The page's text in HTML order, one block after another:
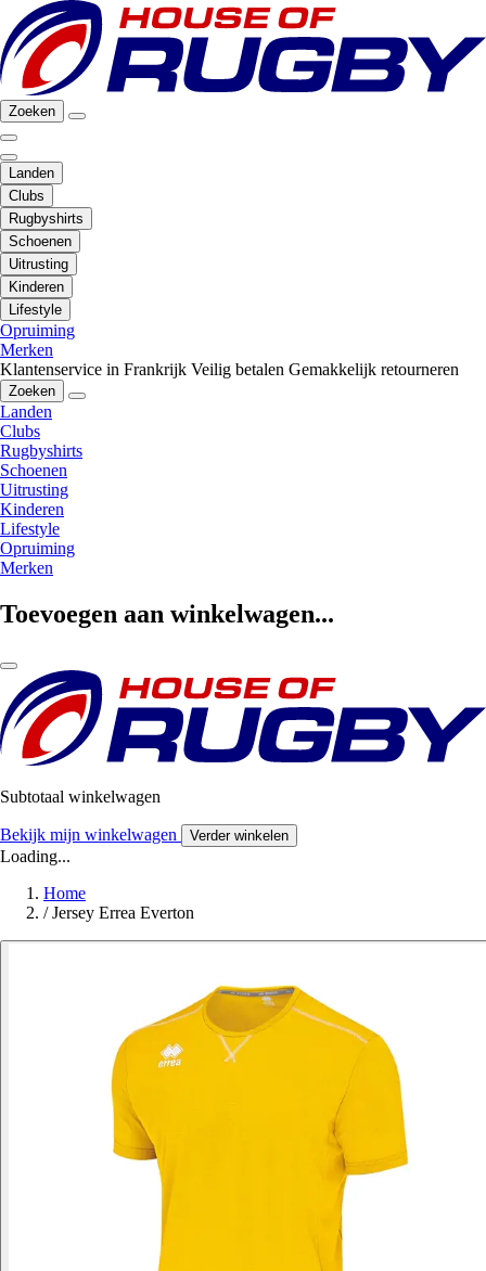
Zoeken
Landen
Clubs
Rugbyshirts
Schoenen
Uitrusting
Kinderen
Lifestyle
Opruiming
Merken
Klantenservice in Frankrijk Veilig betalen Gemakkelijk retourneren
Zoeken
Landen
Clubs
Rugbyshirts
Schoenen
Uitrusting
Kinderen
Lifestyle
Opruiming
Merken
Toevoegen aan winkelwagen...
Subtotaal winkelwagen
Bekijk mijn winkelwagen Verder winkelen
Loading...
Home
/ Jersey Errea Everton